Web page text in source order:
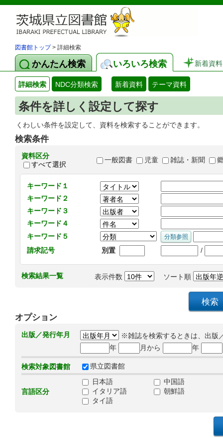
図書館トップ> 詳細検索
かんたん検索 いろいろ検索 新着資料
詳細検索 NDC分類検索 新着資料 テーマ資料
条件を詳しく設定して探す
くわしい条件を設定して、資料を検索することができます。
検索条件
資料区分
すべて選択
一般図書 児童 雑誌・新聞
キーワード１
キーワード２
キーワード３
キーワード４
キーワード５
請求記号
別置 /
検索結果一覧 表示件数 ソート順
オプション
出版／発行年月
※雑誌を検索するときは、出版
年
月から 年
検索対象図書館 県立図書館
言語区分
日本語
中国語
イタリア語
朝鮮語
タイ語